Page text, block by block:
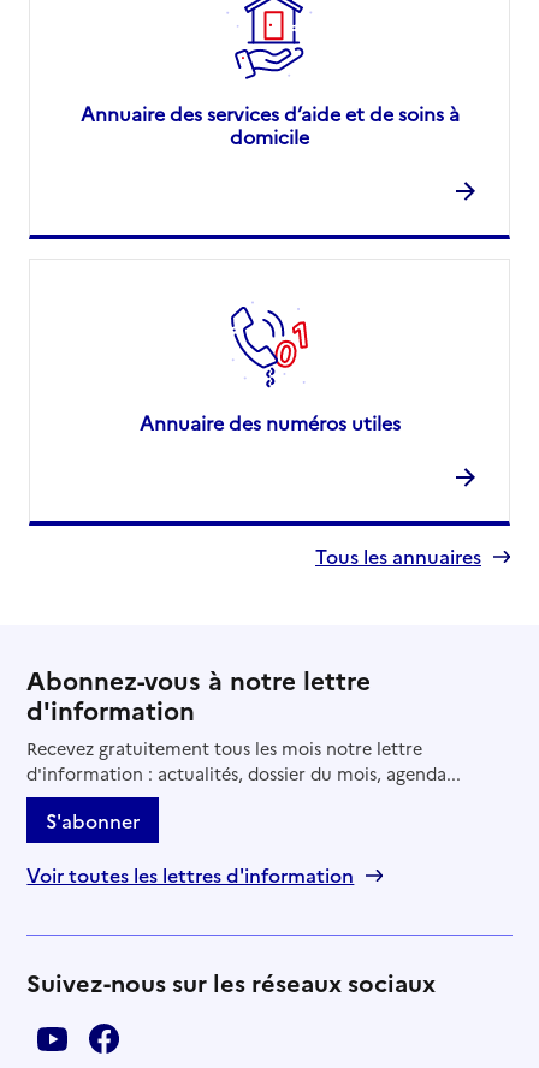
Annuaire des services d’aide et de soins à
domicile
Annuaire des numéros utiles
Tous les annuaires
Abonnez-vous à notre lettre
d'information
Recevez gratuitement tous les mois notre lettre
d'information : actualités, dossier du mois, agenda...
S'abonner
Voir toutes les lettres d'information
Suivez-nous sur les réseaux sociaux